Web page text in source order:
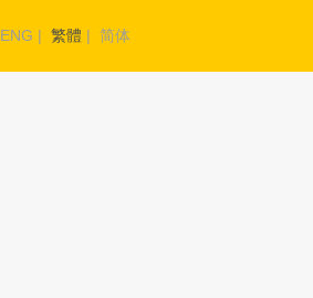
ENG | 繁體 | 简体